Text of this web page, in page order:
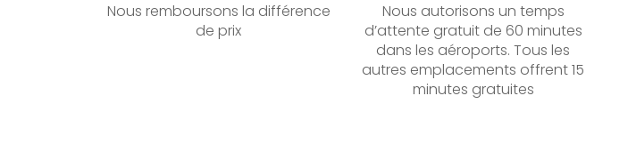
Nous remboursons la différence
de prix
Nous autorisons un temps
d’attente gratuit de 60 minutes
dans les aéroports. Tous les
autres emplacements offrent 15
minutes gratuites